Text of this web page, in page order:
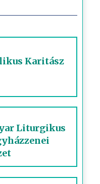
Karitász
Liturgikus